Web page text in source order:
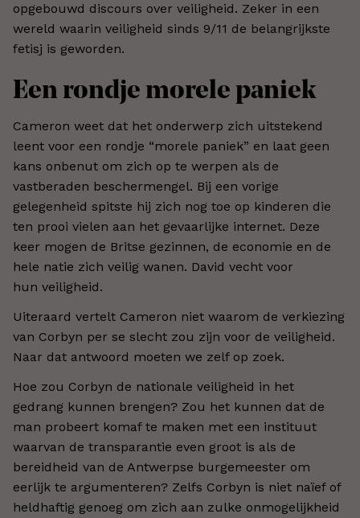
opgebouwd discours over veiligheid. Zeker in een
wereld waarin veiligheid sinds 9/11 de belangrijkste
fetisj is geworden.
Een rondje morele paniek
Cameron weet dat het onderwerp zich uitstekend
leent voor een rondje “morele paniek” en laat geen
kans onbenut om zich op te werpen als de
vastberaden beschermengel. Bij een vorige
gelegenheid spitste hij zich nog toe op kinderen die
ten prooi vielen aan het gevaarlijke internet. Deze
keer mogen de Britse gezinnen, de economie en de
hele natie zich veilig wanen. David vecht voor
hun veiligheid.
Uiteraard vertelt Cameron niet waarom de verkiezing
van Corbyn per se slecht zou zijn voor de veiligheid.
Naar dat antwoord moeten we zelf op zoek.
Hoe zou Corbyn de nationale veiligheid in het
gedrang kunnen brengen? Zou het kunnen dat de
man probeert komaf te maken met een instituut
waarvan de transparantie even groot is als de
bereidheid van de Antwerpse burgemeester om
eerlijk te argumenteren? Zelfs Corbyn is niet naïef of
heldhaftig genoeg om zich aan zulke onmogelijkheid